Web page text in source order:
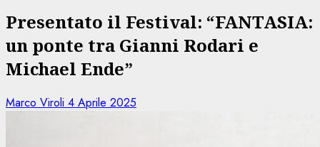
Presentato il Festival: “FANTASIA:
un ponte tra Gianni Rodari e
Michael Ende”
Marco Viroli 4 Aprile 2025